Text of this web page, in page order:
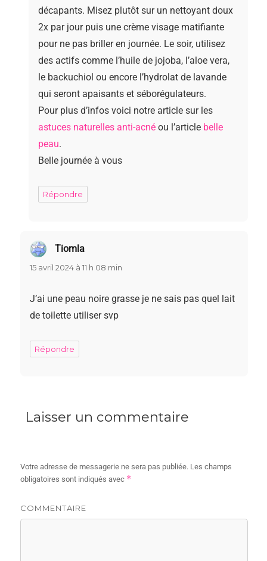
décapants. Misez plutôt sur un nettoyant doux
2x par jour puis une crème visage matifiante
pour ne pas briller en journée. Le soir, utilisez
des actifs comme l’huile de jojoba, l’aloe vera,
le backuchiol ou encore l’hydrolat de lavande
qui seront apaisants et séborégulateurs.
Pour plus d’infos voici notre article sur les
astuces naturelles anti-acné ou l’article belle
peau.
Belle journée à vous
Répondre
Tiomla
15 avril 2024 à 11 h 08 min
J’ai une peau noire grasse je ne sais pas quel lait
de toilette utiliser svp
Répondre
Laisser un commentaire
Votre adresse de messagerie ne sera pas publiée. Les champs
obligatoires sont indiqués avec *
COMMENTAIRE